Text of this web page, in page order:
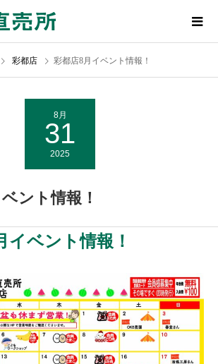
彩都店 彩都店8月イベント情報！
8月
31
2025
ント情報！
イベント情報！